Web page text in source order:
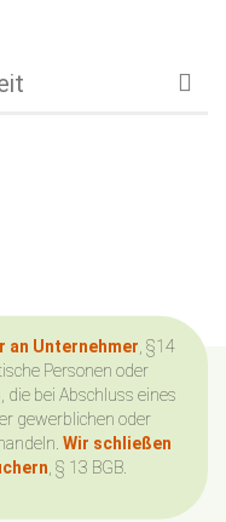
an Unternehmer , §14
Personen oder
die bei Abschluss eines
gewerblichen oder
Wir schließen
, § 13 BGB.